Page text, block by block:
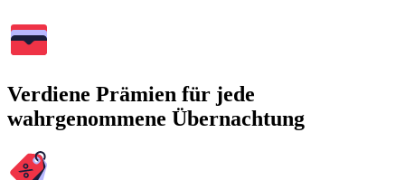
Verdiene Prämien für jede
wahrgenommene Übernachtung